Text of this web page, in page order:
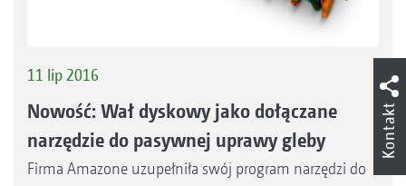
11 lip 2016
Nowość: Wał dyskowy jako dołączane
narzędzie do pasywnej uprawy gleby
Firma Amazone uzupełniła swój program narzędzi do
Kontakt